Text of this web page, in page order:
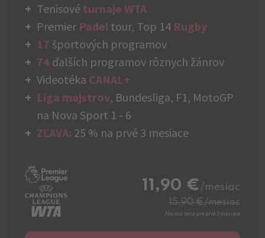
Tenisové turnaje WTA
Premier Padel tour, Top 14 Rugby
17 športových programov
74 ďalších programov rôznych žánrov
Videotéka CANAL+
Liga majstrov, Bundesliga, F1, MotoGP
na Nova Sport 1 - 6
ZĽAVA: 25 % na prvé 3 mesiace
11,90 €/mesiac
15,90 €/mesiac
Akciová cena pre prvé 3 mesiace